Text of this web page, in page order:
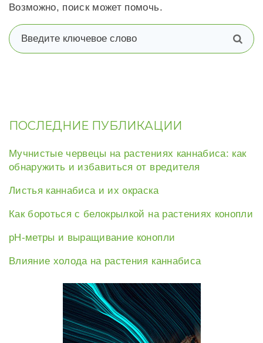
Возможно, поиск может помочь.
ПОСЛЕДНИЕ ПУБЛИКАЦИИ
Мучнистые червецы на растениях каннабиса: как
обнаружить и избавиться от вредителя
Листья каннабиса и их окраска
Как бороться с белокрылкой на растениях конопли
рН-метры и выращивание конопли
Влияние холода на растения каннабиса